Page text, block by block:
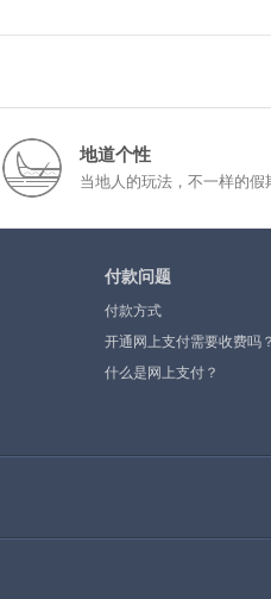
地道个性
当地人的玩法，不一样的假
付款问题
付款方式
开通网上支付需要收费吗？
什么是网上支付？